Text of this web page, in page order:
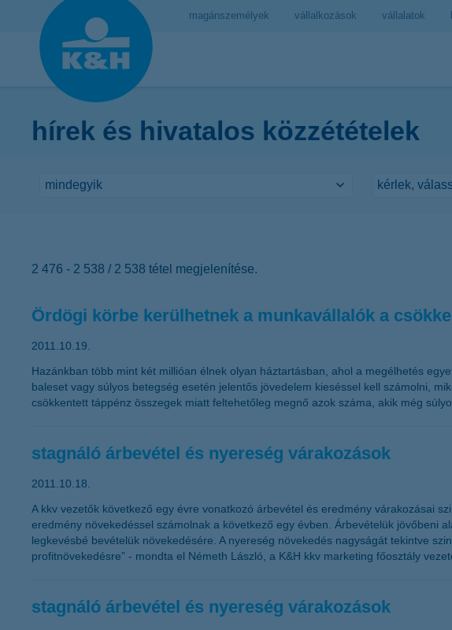
magánszemélyek vállalkozások vállalatok
hírek és hivatalos közzétételek
2 476 - 2 538 / 2 538 tétel megjelenítése.
Ördögi körbe kerülhetnek a munkavállalók a
2011.10.19.
Hazánkban több mint két millióan élnek olyan háztartásban, ahol a megélhetés
baleset vagy súlyos betegség esetén jelentős jövedelem kieséssel kell számolni,
csökkentett táppénz összegek miatt feltehetőleg megnő azok száma, akik még
stagnáló árbevétel és nyereség várakozások
2011.10.18.
A kkv vezetők következő egy évre vonatkozó árbevétel és eredmény várakozásai
eredmény növekedéssel számolnak a következő egy évben. Árbevételük jövőbeni
legkevésbé bevételük növekedésére. A nyereség növekedés nagyságát tekintve
profitnövekedésre” - mondta el Németh László, a K&H kkv marketing főosztály
stagnáló árbevétel és nyereség várakozások